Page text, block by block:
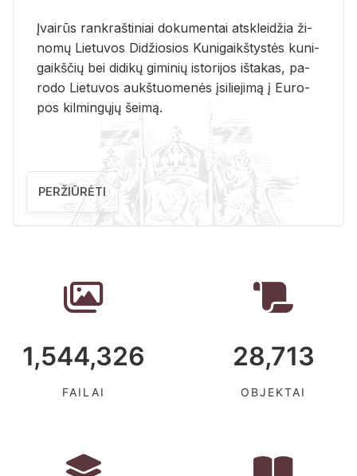
Įvai­rūs rank­raš­ti­niai do­ku­men­tai at­sklei­džia ži­
no­mų Lie­tu­vos Di­džio­sios Ku­ni­gaikš­tys­tės ku­ni­
gaikš­čių bei di­di­kų gi­mi­nių is­to­ri­jos iš­ta­kas, pa­
ro­do Lie­tu­vos aukš­tuo­me­nės įsi­lie­ji­mą į Eu­ro­
pos kil­min­gų­jų šei­mą.
PERŽIŪRĖTI
1,544,326
FAILAI
28,713
OBJEKTAI